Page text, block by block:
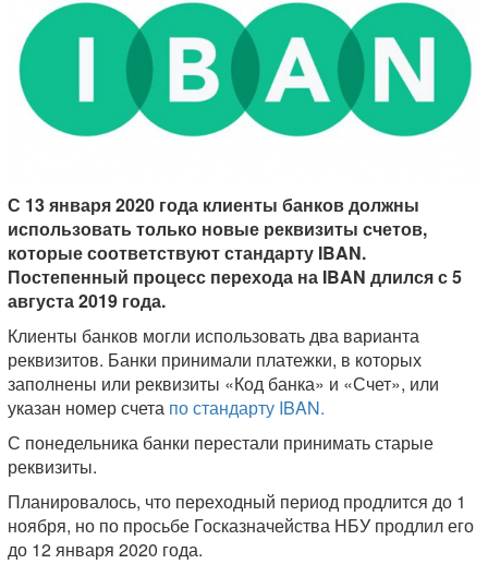
С 13 января 2020 года клиенты банков должны
использовать только новые реквизиты счетов,
которые соответствуют стандарту IBAN.
Постепенный процесс перехода на IBAN длился с 5
августа 2019 года.
Клиенты банков могли использовать два варианта
реквизитов. Банки принимали платежки, в которых
заполнены или реквизиты «Код банка» и «Счет», или
указан номер счета по стандарту IBAN.
С понедельника банки перестали принимать старые
реквизиты.
Планировалось, что переходный период продлится до 1
ноября, но по просьбе Госказначейства НБУ продлил его
до 12 января 2020 года.